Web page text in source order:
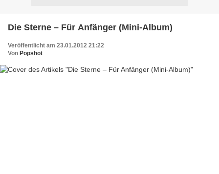
Die Sterne – Für Anfänger (Mini-Album)
Veröffentlicht am 23.01.2012 21:22
Von Popshot